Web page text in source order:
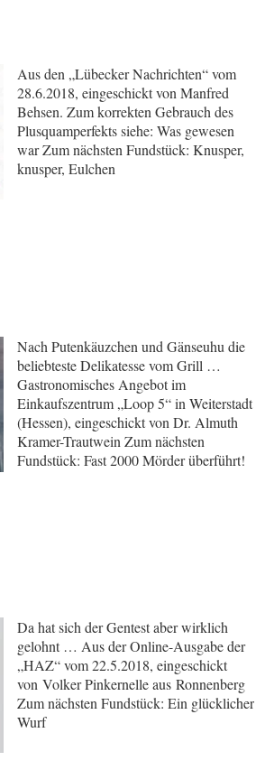
Aus den „Lübecker Nachrichten“ vom
28.6.2018, eingeschickt von Manfred
Behsen. Zum korrekten Gebrauch des
Plusquamperfekts siehe: Was gewesen
war Zum nächsten Fundstück: Knusper,
knusper, Eulchen
Nach Putenkäuzchen und Gänseuhu die
beliebteste Delikatesse vom Grill …
Gastronomisches Angebot im
Einkaufszentrum „Loop 5“ in Weiterstadt
(Hessen), eingeschickt von Dr. Almuth
Kramer-Trautwein Zum nächsten
Fundstück: Fast 2000 Mörder überführt!
Da hat sich der Gentest aber wirklich
gelohnt … Aus der Online-Ausgabe der
„HAZ“ vom 22.5.2018, eingeschickt
von Volker Pinkernelle aus Ronnenberg
Zum nächsten Fundstück: Ein glücklicher
Wurf